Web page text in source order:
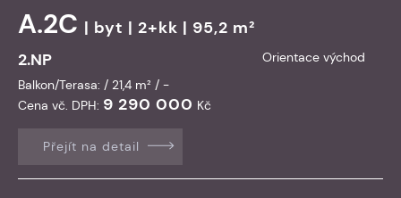
A.2C | byt | 2+kk | 95,2 m²
2.NP
Orientace východ
Balkon/Terasa: / 21,4 m² / -
Cena vč. DPH: 9 290 000 Kč
Přejít na detail